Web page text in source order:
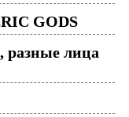
GODS
разные лица